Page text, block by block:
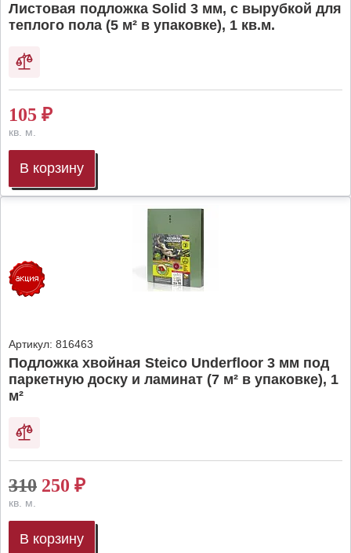
Листовая подложка Solid 3 мм, с вырубкой для
теплого пола (5 м² в упаковке), 1 кв.м.
105 ₽
кв. м.
В корзину
Артикул: 816463
Подложка хвойная Steico Underfloor 3 мм под
паркетную доску и ламинат (7 м² в упаковке), 1
м²
310 250 ₽
кв. м.
В корзину